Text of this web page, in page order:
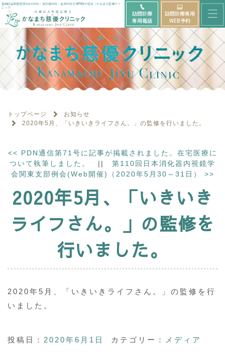
葛飾区金町駅徒歩3分の内科・消化器内科・血液内科を専門医が担当｜かなまち慈優クリ
ニック
訪問診療
専用電話
訪問診療専用
WEB予約
メ
ニ
ュ
ー
を
開
く
トップページ
お知らせ
2020年5月、「いきいきライフさん。」の監修を行いました。
<< PDN通信第71号に記事が掲載されました。在宅医療に
ついて執筆しました。
|| 第110回日本消化器内視鏡学
会関東支部例会(Web開催)（2020年5月30～31日） >>
2020年5月、「いきいき
ライフさん。」の監修を
行いました。
2020年5月、「いきいきライフさん。」の監修を行
いました。
投稿日： 2020年6月1日 カテゴリー： メディア